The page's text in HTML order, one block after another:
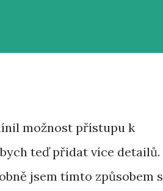
možnost přístupu k
teď přidat více detailů.
jsem tímto způsobem s